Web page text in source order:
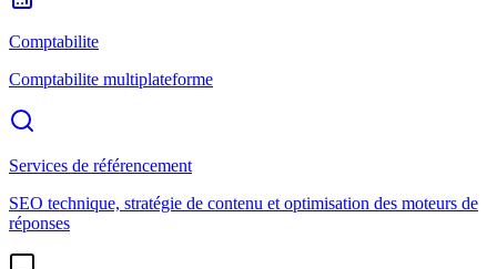
Comptabilite
Comptabilite multiplateforme
Services de référencement
SEO technique, stratégie de contenu et optimisation des moteurs de
réponses